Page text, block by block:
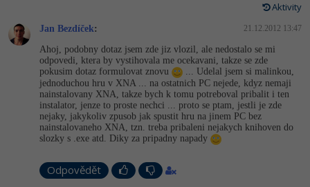
UML a návrhové vzory
React
Spring
ASP.NET MVC
Django
HTML / CSS
UML a návrhové vzory
MySQL/MariaDB
MS-SQL
SQLite
Tester
Systémový administrátor
Grafik / UX/UI návrhář
3D grafik
Projektový manažer
Swift -80%
Kotlin -80%
C -80%
SQL
Aktivity
Jan Bezdíček: 21.12.2012 13:47
Ahoj, podobny dotaz jsem zde jiz vlozil, ale nedostalo se mi
odpovedi, ktera by vystihovala me ocekavani, takze se zde
pokusim dotaz formulovat znovu
... Udelal jsem si malinkou,
jednoduchou hru v XNA ... na ostatnich PC nejede, kdyz nemaji
nainstalovany XNA, takze bych k tomu potreboval pribalit i ten
instalator, jenze to proste nechci ... proto se ptam, jestli je zde
nejaky, jakykoliv zpusob jak spustit hru na jinem PC bez
nainstalovaneho XNA, tzn. treba pribaleni nejakych knihoven do
slozky s .exe atd. Diky za pripadny napady
Odpovědět